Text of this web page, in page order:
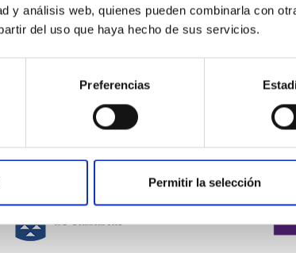
y análisis web, quienes pueden combinarla con
del uso que haya hecho de sus servicios.
Preferencias
Permitir la selección